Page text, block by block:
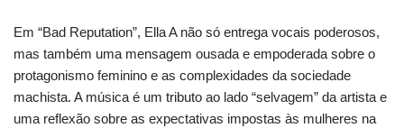
Em “Bad Reputation”, Ella A não só entrega vocais poderosos,
mas também uma mensagem ousada e empoderada sobre o
protagonismo feminino e as complexidades da sociedade
machista. A música é um tributo ao lado “selvagem” da artista e
uma reflexão sobre as expectativas impostas às mulheres na